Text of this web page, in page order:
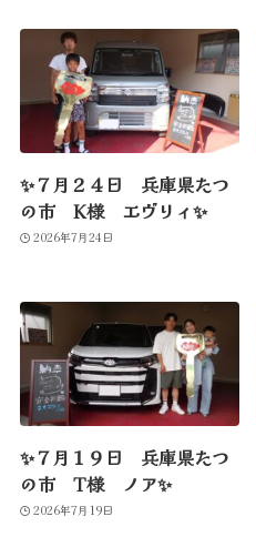
✨７月２４日 兵庫県たつ
の市 K様 エヴリィ✨
2026年7月24日
✨７月１９日 兵庫県たつ
の市 T様 ノア✨
2026年7月19日